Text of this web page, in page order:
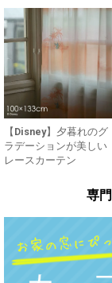
【Disney】夕暮れのグ
ラデーションが美しい
レースカーテン
専